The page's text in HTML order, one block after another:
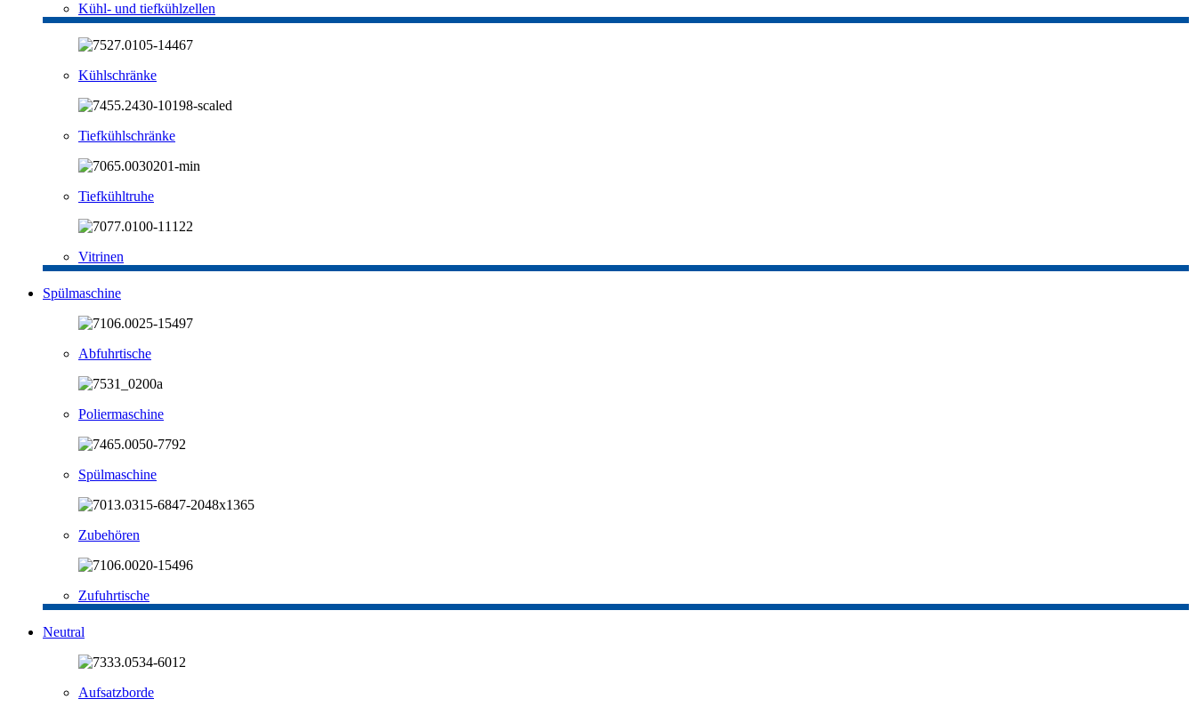
Kühl- und tiefkühlzellen
Kühlschränke
Tiefkühlschränke
Tiefkühltruhe
Vitrinen
Spülmaschine
Abfuhrtische
Poliermaschine
Spülmaschine
Zubehören
Zufuhrtische
Neutral
Aufsatzborde